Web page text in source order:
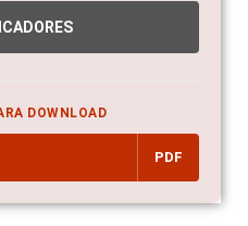
DOWNLOAD
PDF